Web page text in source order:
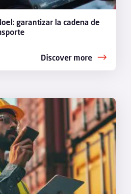
garantizar la cadena de
Discover more